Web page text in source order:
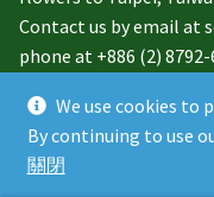
Contact us by email at
phone at +886 (2) 8792-
We use cookies to
By continuing to use
關閉